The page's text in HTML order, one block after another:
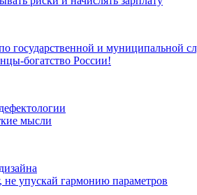
государственной и муниципальной
богатство России!
мысли
не упускай гармонию параметров